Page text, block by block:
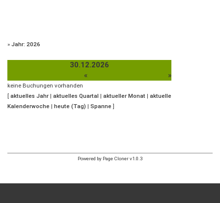
» Jahr: 2026
30.12.2026
«
»
keine Buchungen vorhanden
[ aktuelles Jahr | aktuelles Quartal | aktueller Monat | aktuelle
Kalenderwoche | heute (Tag) | Spanne ]
Powered by Page Cloner v1.0.3